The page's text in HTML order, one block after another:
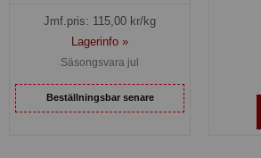
Jmf.pris: 115,00 kr/kg
Lagerinfo »
Säsongsvara jul
Beställningsbar senare